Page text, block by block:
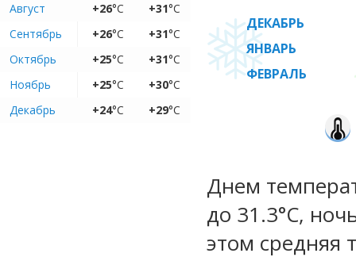
Август
+26°C +31°C
Сентябрь
+26°C +31°C
Октябрь
+25°C +31°C
Ноябрь
+25°C +30°C
Декабрь
+24°C +29°C
ДЕКАБРЬ
ЯНВАРЬ
ФЕВРАЛЬ
Днем
до 31.3°C,
этом средняя